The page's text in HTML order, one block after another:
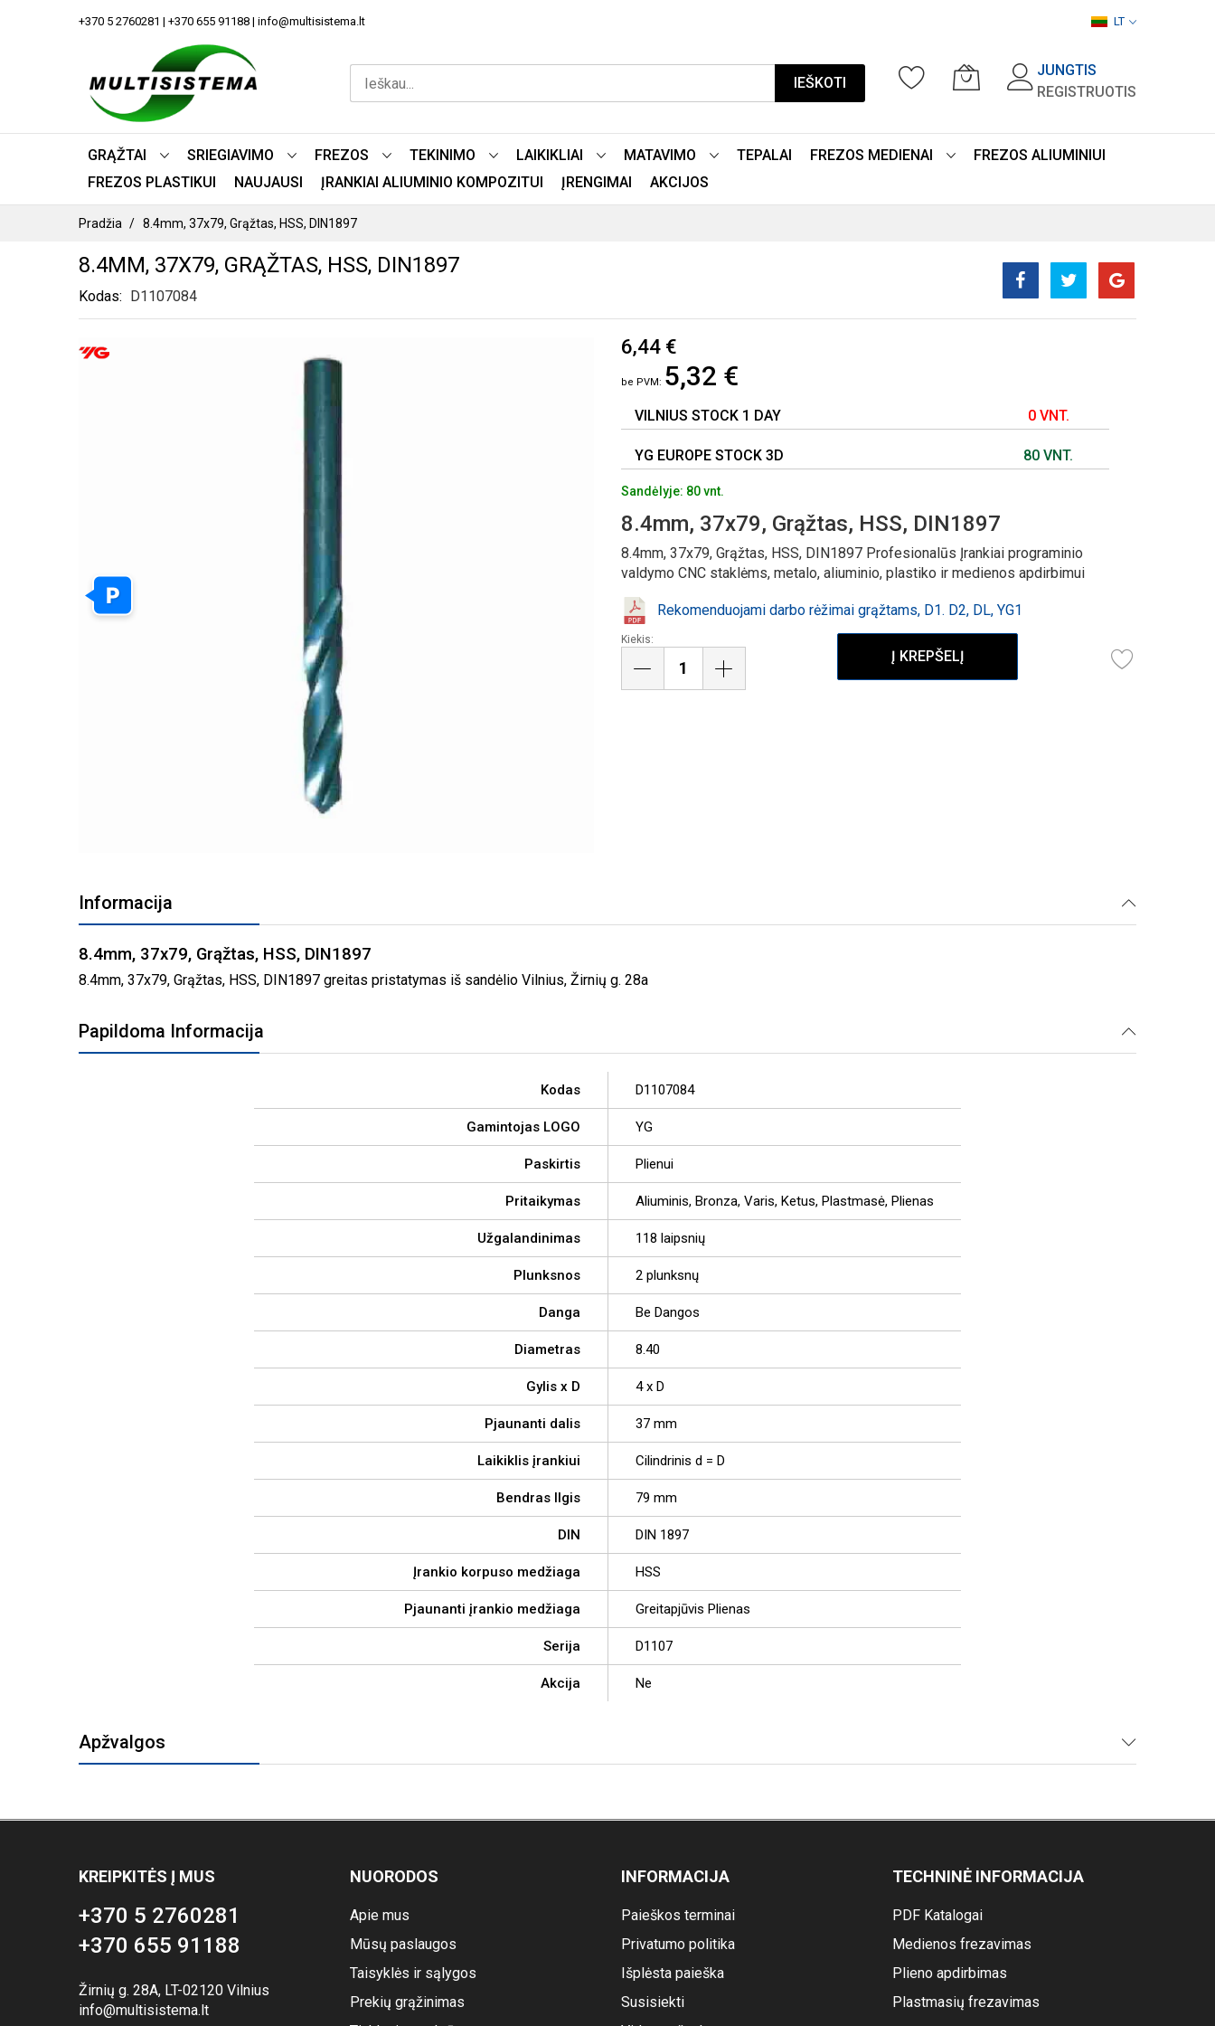
+370 5 2760281 | +370 655 91188 | info@multisistema.lt LT
IEŠKOTI
JUNGTIS
REGISTRUOTIS
GRĄŽTAI SRIEGIAVIMO FREZOS TEKINIMO LAIKIKLIAI MATAVIMO TEPALAI FREZOS MEDIENAI
FREZOS ALIUMINIUI
FREZOS PLASTIKUI
NAUJAUSI ĮRANKIAI ALIUMINIO KOMPOZITUI ĮRENGIMAI AKCIJOS
Pradžia 8.4mm, 37x79, Grąžtas, HSS, DIN1897
8.4MM, 37X79, GRĄŽTAS, HSS, DIN1897
Kodas D1107084
PEREITI
P
PAVEIKSLĖLIŲ
GALERIJOS
6,44 €
5,32 €
VILNIUS STOCK 1 DAY 0 VNT.
YG EUROPE STOCK 3D 80 VNT.
Sandėlyje: 80 vnt.
8.4mm, 37x79, Grąžtas, HSS, DIN1897
8.4mm, 37x79, Grąžtas, HSS, DIN1897 Profesionalūs Įrankiai programinio
valdymo CNC staklėms, metalo, aliuminio, plastiko ir medienos apdirbimui
Rekomenduojami darbo rėžimai grąžtams, D1. D2, DL, YG1
Kiekis:
Į KREPŠELĮ
Informacija
8.4mm, 37x79, Grąžtas, HSS, DIN1897
8.4mm, 37x79, Grąžtas, HSS, DIN1897 greitas pristatymas iš sandėlio Vilnius, Žirnių g. 28a
Papildoma Informacija
Kodas D1107084
Gamintojas LOGO YG
Paskirtis Plienui
Pritaikymas Aliuminis, Bronza, Varis, Ketus, Plastmasė, Plienas
Užgalandinimas 118 laipsnių
Plunksnos 2 plunksnų
Danga Be Dangos
Diametras 8.40
Gylis x D 4 x D
Pjaunanti dalis 37 mm
Laikiklis įrankiui Cilindrinis d = D
Bendras Ilgis 79 mm
DIN DIN 1897
Įrankio korpuso medžiaga HSS
Pjaunanti įrankio medžiaga Greitapjūvis Plienas
Serija D1107
Akcija Ne
Apžvalgos
KREIPKITĖS Į MUS
+370 5 2760281
+370 655 91188
Žirnių g. 28A, LT-02120 Vilnius
info@multisistema.lt
NUORODOS
Apie mus
Mūsų paslaugos
Taisyklės ir sąlygos
Prekių grąžinimas
INFORMACIJA
Paieškos terminai
Privatumo politika
Išplėsta paieška
Susisiekti
TECHNINĖ INFORMACIJA
PDF Katalogai
Medienos frezavimas
Plieno apdirbimas
Plastmasių frezavimas